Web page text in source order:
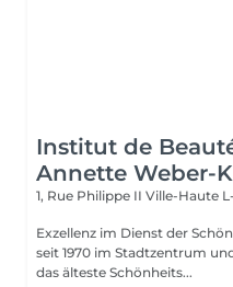
Institut de
Annette Weber-
1, Rue Philippe II Ville-Haute
Exzellenz im Dienst der Schönheit! Das Institut
seit 1970 im Stadtzentrum
das älteste Schönheits...